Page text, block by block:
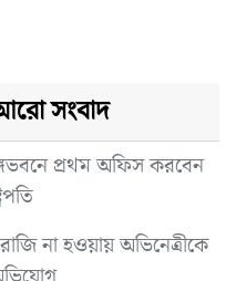
সংবাদ
প্রথম অফিস করবেন
না হওয়ায় অভিনেত্রীকে